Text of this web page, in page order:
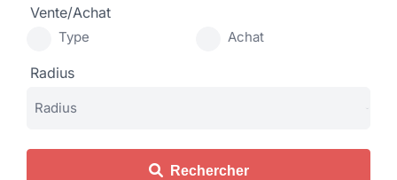
Vente/Achat
Type Achat
Radius
Rechercher